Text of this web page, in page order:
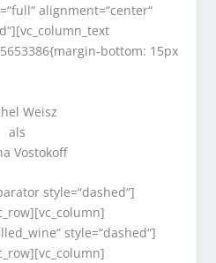
alignment=“center“
bottom: 15px
Weisz
als
Vostokoff
style=“dashed“]
style=“dashed“]